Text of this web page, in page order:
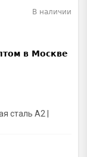
сталь A2 |
В наличии